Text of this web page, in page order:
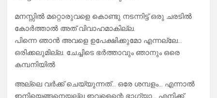
മനസ്സിൽ മറ്റൊരുവളെ കൊണ്ടു നടന്നിട്ട് ഒരു ചരടിൽ
കോർത്താൽ അത് വിവാഹമാകില്ല.
പിന്നെ ഞാൻ അവളെ ഉപേക്ഷിക്കുമോ എന്നല്ലേ…
ഒരിക്കലുമില്ല. ചേച്ചിടെ ഭർത്താവും ഞാനും ഒരെ
കമ്പനിയിൽ
അല്ലെ വർക്ക്‌ ചെയ്യുന്നത്… ഒരേ ശമ്പളം… എന്നാൽ